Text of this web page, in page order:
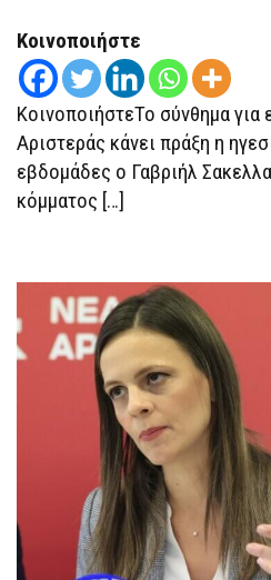
Κοινοποιήστε
ΚοινοποιήστεΤο σύνθημα για
Αριστεράς κάνει πράξη η
εβδομάδες ο Γαβριήλ
κόμματος […]